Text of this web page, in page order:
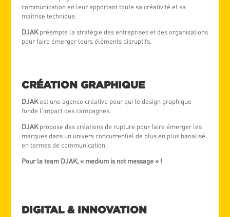
communication en leur apportant toute sa créativité et sa
maîtrise technique.
DJAK préempte la stratégie des entreprises et des organisations
pour faire émerger leurs éléments disruptifs.
CRÉATION GRAPHIQUE
DJAKest une agence créative pour qui le design graphique
fonde l’impact des campagnes.
DJAKpropose des créations de rupture pour faire émerger les
marques dans un univers concurrentiel de plus en plus banalisé
en termes de communication.
Pour la team DJAK, « medium is not message » !
DIGITAL & INNOVATION